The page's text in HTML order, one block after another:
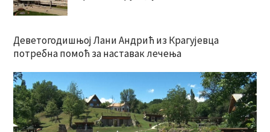
Деветогодишњој Лани Андрић из Крагујевца
потребна помоћ за наставак лечења